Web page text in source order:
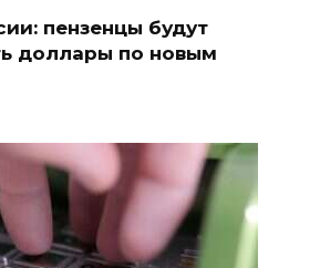
пензенцы будут
доллары по новым